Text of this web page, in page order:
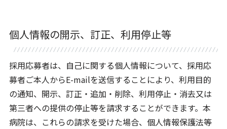
個人情報の開示、訂正、利用停止等
採用応募者は、自己に関する個人情報について、採用応
募者ご本人からE-mailを送信することにより、利用目的
の通知、開示、訂正・追加・削除、利用停止・消去又は
第三者への提供の停止等を請求することができます。本
病院は、これらの請求を受けた場合、個人情報保護法等